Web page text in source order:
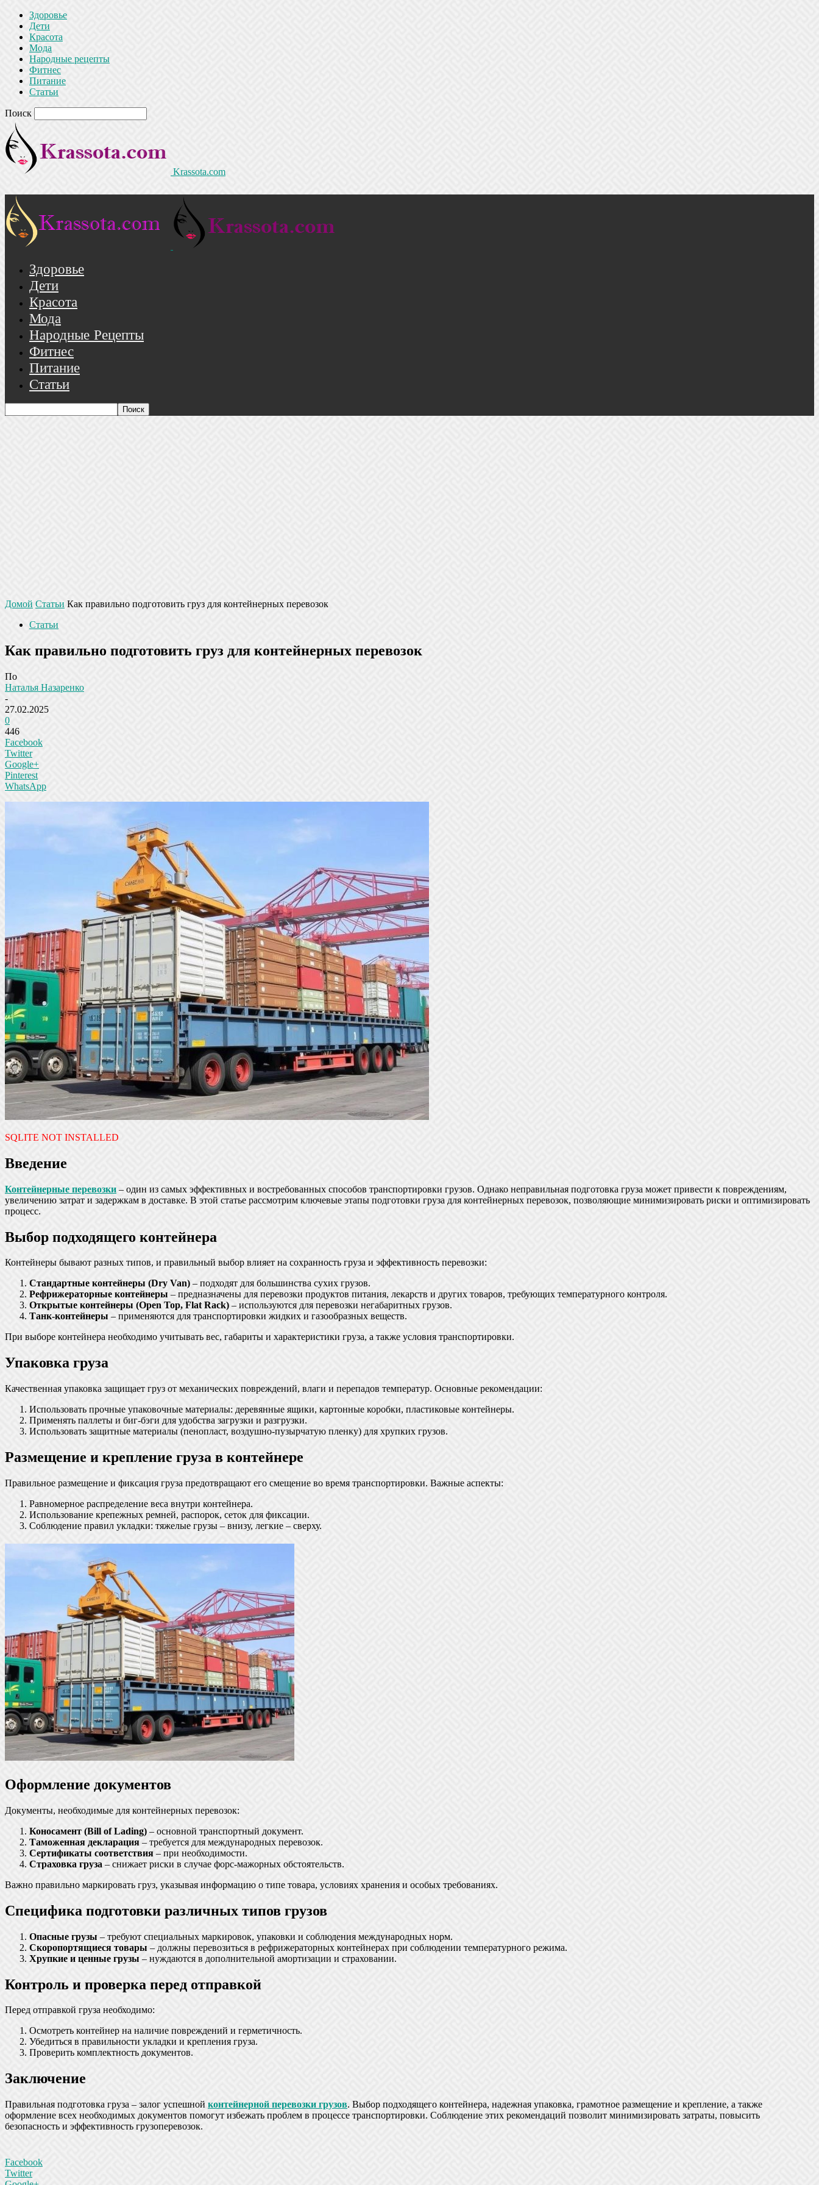
Здоровье
Дети
Красота
Мода
Народные рецепты
Фитнес
Питание
Статьи
Поиск
Krassota.com
Здоровье
Дети
Красота
Мода
Народные Рецепты
Фитнес
Питание
Статьи
Домой Статьи Как правильно подготовить груз для контейнерных перевозок
Статьи
Как правильно подготовить груз для контейнерных перевозок
По
Наталья Назаренко
-
27.02.2025
0
446
Facebook
Twitter
Google+
Pinterest
WhatsApp
SQLITE NOT INSTALLED
Введение
Контейнерные перевозки – один из самых эффективных и востребованных способов транспортировки грузов. Однако неправильная подготовка груза может привести к повреждениям,
увеличению затрат и задержкам в доставке. В этой статье рассмотрим ключевые этапы подготовки груза для контейнерных перевозок, позволяющие минимизировать риски и оптимизировать
процесс.
Выбор подходящего контейнера
Контейнеры бывают разных типов, и правильный выбор влияет на сохранность груза и эффективность перевозки:
Стандартные контейнеры (Dry Van)– подходят для большинства сухих грузов.
Рефрижераторные контейнеры – предназначены для перевозки продуктов питания, лекарств и других товаров, требующих температурного контроля.
Открытые контейнеры (Open Top, Flat Rack)– используются для перевозки негабаритных грузов.
Танк-контейнеры – применяются для транспортировки жидких и газообразных веществ.
При выборе контейнера необходимо учитывать вес, габариты и характеристики груза, а также условия транспортировки.
Упаковка груза
Качественная упаковка защищает груз от механических повреждений, влаги и перепадов температур. Основные рекомендации:
Использовать прочные упаковочные материалы: деревянные ящики, картонные коробки, пластиковые контейнеры.
Применять паллеты и биг-бэги для удобства загрузки и разгрузки.
Использовать защитные материалы (пенопласт, воздушно-пузырчатую пленку) для хрупких грузов.
Размещение и крепление груза в контейнере
Правильное размещение и фиксация груза предотвращают его смещение во время транспортировки. Важные аспекты:
Равномерное распределение веса внутри контейнера.
Использование крепежных ремней, распорок, сеток для фиксации.
Соблюдение правил укладки: тяжелые грузы – внизу, легкие – сверху.
Оформление документов
Документы, необходимые для контейнерных перевозок:
Коносамент (Bill of Lading)– основной транспортный документ.
Таможенная декларация– требуется для международных перевозок.
Сертификаты соответствия– при необходимости.
Страховка груза – снижает риски в случае форс-мажорных обстоятельств.
Важно правильно маркировать груз, указывая информацию о типе товара, условиях хранения и особых требованиях.
Специфика подготовки различных типов грузов
Опасные грузы – требуют специальных маркировок, упаковки и соблюдения международных норм.
Скоропортящиеся товары – должны перевозиться в рефрижераторных контейнерах при соблюдении температурного режима.
Хрупкие и ценные грузы – нуждаются в дополнительной амортизации и страховании.
Контроль и проверка перед отправкой
Перед отправкой груза необходимо:
Осмотреть контейнер на наличие повреждений и герметичность.
Убедиться в правильности укладки и крепления груза.
Проверить комплектность документов.
Заключение
Правильная подготовка груза – залог успешной контейнерной перевозки грузов. Выбор подходящего контейнера, надежная упаковка, грамотное размещение и крепление, а также
оформление всех необходимых документов помогут избежать проблем в процессе транспортировки. Соблюдение этих рекомендаций позволит минимизировать затраты, повысить
безопасность и эффективность грузоперевозок.
Facebook
Twitter